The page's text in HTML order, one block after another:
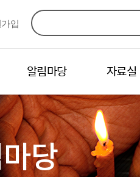
입
알림마당 자료실
당